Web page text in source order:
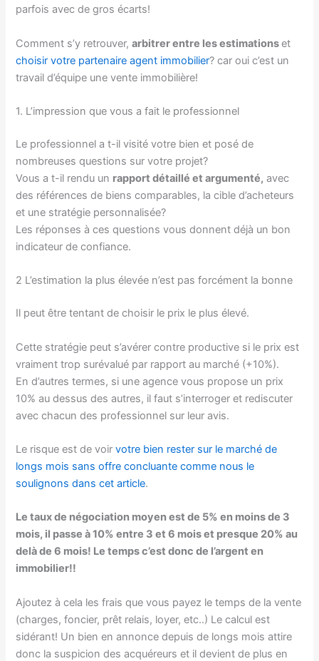
parfois avec de gros écarts!
Comment s’y retrouver,arbitrer entre les estimationset
choisir votre partenaire agent immobilier? car oui c’est un
travail d’équipe une vente immobilière!
1. L’impression que vous a fait le professionnel
Le professionnel a t-il visité votre bien et posé de
nombreuses questions sur votre projet?
Vous a t-il rendu un rapport détaillé et argumenté, avec
des références de biens comparables, la cible d’acheteurs
et une stratégie personnalisée?
Les réponses à ces questions vous donnent déjà un bon
indicateur de confiance.
2 L’estimation la plus élevée n’est pas forcément la bonne
Il peut être tentant de choisir le prix le plus élevé.
Cette stratégie peut s’avérer contre productive si le prix est
vraiment trop surévalué par rapport au marché (+10%).
En d’autres termes, si une agence vous propose un prix
10% au dessus des autres, il faut s’interroger et rediscuter
avec chacun des professionnel sur leur avis.
Le risque est de voirvotre bien rester sur le marché de
longs mois sans offre concluante comme nous le
soulignons dans cet article.
Le taux de négociation moyen est de 5% en moins de 3
mois, il passe à 10% entre 3 et 6 mois et presque 20% au
delà de 6 mois! Le temps c’est donc de l’argent en
immobilier!!
Ajoutez à cela les frais que vous payez le temps de la vente
(charges, foncier, prêt relais, loyer, etc..) Le calcul est
sidérant! Un bien en annonce depuis de longs mois attire
donc la suspicion des acquéreurs et il devient de plus en